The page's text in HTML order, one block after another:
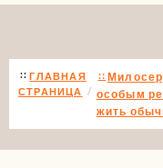
ГЛАВНАЯ
СТРАНИЦА
особым
жить